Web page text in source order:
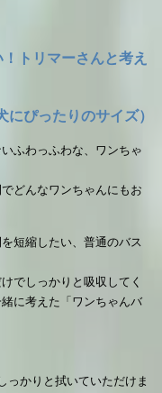
トリマーさんと考え
ぴったりのサイズ）
ふわっふわな、ワンちゃ
どんなワンちゃんにもお
短縮したい、普通のバス
でしっかりと吸収してく
に考えた「ワンちゃんバ
っかりと拭いていただけま